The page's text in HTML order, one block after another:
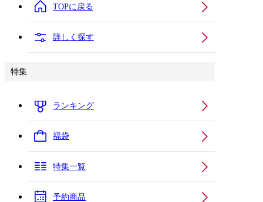
TOPに戻る
詳しく探す
特集
ランキング
福袋
特集一覧
予約商品